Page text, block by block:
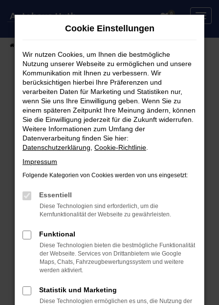
Zum
0
Fehler: Network Error
Beim Laden ist ein Fehler aufgetreten.
Hier sind ein paar Tipps, die dir helfen können:
Überprüfe deine Firewall und deine
Internetverbindung.
Laden andere Webseiten, zum Beispiel deine
Manche Erweiterungen, wie Werbeblocker,
können das Laden bestimmter Seiten
verhindern. Funktioniert die Seite in einem
Fenster?
Starte dein Gerät neu.
Das kann manchmal helfen, vorübergehende
Probleme zu beheben.
Stelle sicher, dass dein Browser und dein
Betriebssystem auf dem neuesten Stand
Cookie Einstellungen
Wir nutzen Cookies, um Ihnen die bestmögliche
Nutzung unserer Webseite zu ermöglichen und unsere
Kommunikation mit Ihnen zu verbessern. Wir
berücksichtigen hierbei Ihre Präferenzen und
verarbeiten Daten für Marketing und Statistiken nur,
wenn Sie uns Ihre Einwilligung geben. Wenn Sie zu
einem späteren Zeitpunkt Ihre Meinung ändern, können
Sie die Einwilligung jederzeit für die Zukunft widerrufen.
Weitere Informationen zum Umfang der
Datenverarbeitung finden Sie hier:
Datenschutzerklärung Cookie-Richtlinie
Impressum
Folgende Kategorien von Cookies werden von uns eingesetzt:
Essentiell
Diese Technologien sind erforderlich, um die
Kernfunktionalität der Webseite zu gewährleisten.
Funktional
Diese Technologien bieten die bestmögliche Funktionalität
der Webseite. Services von Drittanbietern wie Google
Maps, Chats, Fahrzeugbewertungssystem und weitere
werden aktiviert.
Statistik und Marketing
Diese Technologien ermöglichen es uns, die Nutzung der